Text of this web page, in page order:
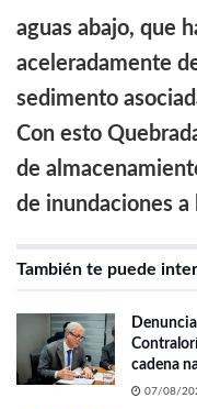
aguas abajo, que
aceleradamente
sedimento
Con esto
de
de inundaciones a
También te puede
cadena
07/08/